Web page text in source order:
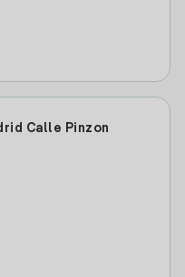
Calle Pinzon